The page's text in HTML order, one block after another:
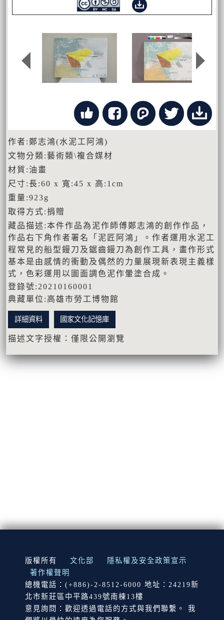
作者:鄭志鴻(水泥工阿鴻)
文物分類:藝術類\複合媒材
材質:油畫
尺寸:長:60 x 寬:45 x 高:1cm
重量:923g
取得方式:捐贈
藏品描述:本件作品為泥作師傅鄭志鴻的創作作品，
作品右下角作者署名「泥匠阿鴻」。作者運用水泥工
程常見的船型鏝刀及鋸齒鏝刀為創作工具，畫作形式
基本是由感情的衝動及偶然的力量展現新表現主義樣
式，色彩運用以圖面調色泥作暈塗合成。
登錄號:20210160001
典藏單位:高雄市勞工博物館
詳細資料 國家文化記憶庫
描述文字授權：僅限公開瀏覽
:::
版權所有 文化部
隱私權及安全政策宣示
著作權聲明
總機電話：(+886)-2-8512-6000 地址：24219新
北市新莊區中平路439號南棟13樓
意見詢問：歡迎透過電話的方式與我們聯繫。 我